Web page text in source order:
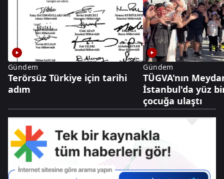
Gündem
Terörsüz Türkiye için tarihi
adım
Gündem
TÜGVA'nın
İstanbul'da yüz
çocuğa ulaştı